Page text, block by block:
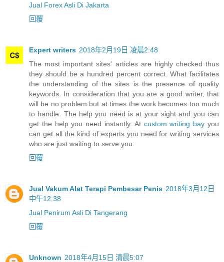
Jual Forex Asli Di Jakarta
回覆
Expert writers 2018年2月19日 凌晨2:48
The most important sites' articles are highly checked thus
they should be a hundred percent correct. What facilitates
the understanding of the sites is the presence of quality
keywords. In consideration that you are a good writer, that
will be no problem but at times the work becomes too much
to handle. The help you need is at your sight and you can
get the help you need instantly. At custom writing bay you
can get all the kind of experts you need for writing services
who are just waiting to serve you.
回覆
Jual Vakum Alat Terapi Pembesar Penis 2018年3月12日
中午12:38
Jual Penirum Asli Di Tangerang
回覆
Unknown 2018年4月15日 清晨5:07